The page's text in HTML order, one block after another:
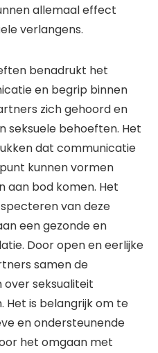
allemaal effect
verlangens.
benadrukt het
en begrip binnen
zich gehoord en
seksuele behoeften. Het
dat communicatie
kunnen vormen
aan bod komen. Het
van deze
een gezonde en
Door open en eerlijke
samen de
seksualiteit
Het is belangrijk om te
en ondersteunende
het omgaan met